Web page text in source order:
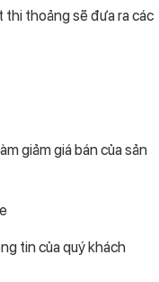
thi thoảng sẽ đưa ra các
giảm giá bán của sản
tin của quý khách